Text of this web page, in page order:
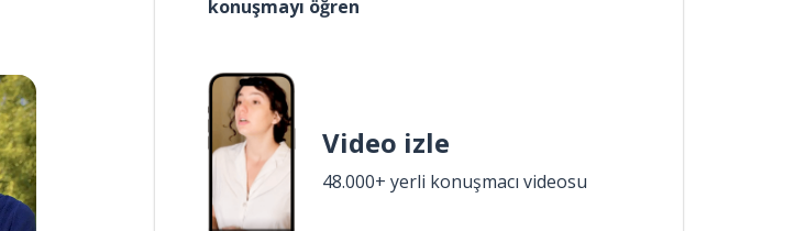
konuşmayı öğren
Video izle
48.000+ yerli konuşmacı videosu